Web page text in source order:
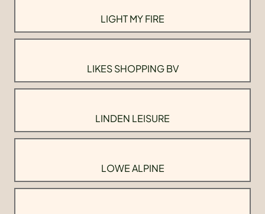
LIGHT MY FIRE
LIKES SHOPPING BV
LINDEN LEISURE
LOWE ALPINE